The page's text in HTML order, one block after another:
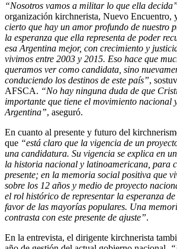
“Nosotros vamos a militar lo que ella decida”
organización kirchnerista, Nuevo Encuentro,
cierto que hay un amor profundo de nuestro
la esperanza que ella representa de poder
esa Argentina mejor, con crecimiento y
vivimos entre 2003 y 2015. Eso hace que
queramos ver como candidata, sino
conduciendo los destinos de este país”,
AFSCA. “No hay ninguna duda de que
importante que tiene el movimiento nacional
Argentina”, aseguró.
En cuanto al presente y futuro del
que “está claro que la vigencia de un
una candidatura. Su vigencia se explica en
la historia nacional y latinoamericana, para
presente; en la memoria social positiva que
sobre los 12 años y medio de proyecto
el rol histórico de representar la esperanza
favor de las mayorías populares. Una
contrasta con este presente de ajuste”.
En la entrevista, el dirigente kirchnerista